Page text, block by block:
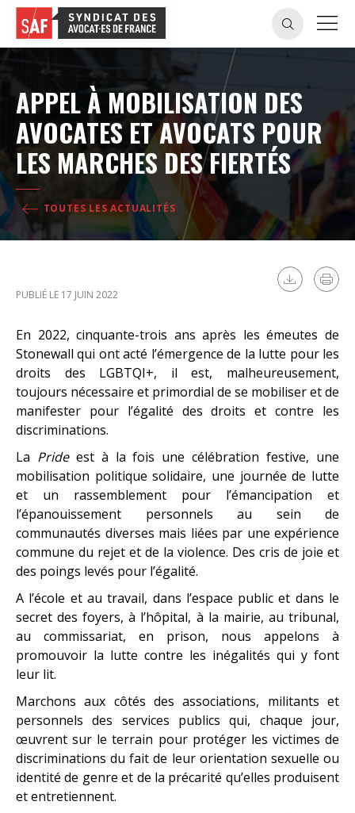
APPEL À MOBILISATION DES
AVOCATES ET AVOCATS POUR
LES MARCHES DES FIERTÉS
TOUTES LES ACTUALITÉS
PUBLIÉ LE 17 JUIN 2022
En 2022, cinquante-trois ans après les émeutes de
Stonewall qui ont acté l’émergence de la lutte pour les
droits des LGBTQI+, il est, malheureusement,
toujours nécessaire et primordial de se mobiliser et de
manifester pour l’égalité des droits et contre les
discriminations.
La Pride est à la fois une célébration festive, une
mobilisation politique solidaire, une journée de lutte
et un rassemblement pour l’émancipation et
l’épanouissement personnels au sein de
communautés diverses mais liées par une expérience
commune du rejet et de la violence. Des cris de joie et
des poings levés pour l’égalité.
A l’école et au travail, dans l’espace public et dans le
secret des foyers, à l’hôpital, à la mairie, au tribunal,
au commissariat, en prison, nous appelons à
promouvoir la lutte contre les inégalités qui y font
leur lit.
Marchons aux côtés des associations, militants et
personnels des services publics qui, chaque jour,
œuvrent sur le terrain pour protéger les victimes de
discriminations du fait de leur orientation sexuelle ou
identité de genre et de la précarité qu’elles produisent
et entretiennent.